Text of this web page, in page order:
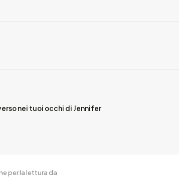
nei tuoi occhi di Jennifer
per la lettura da